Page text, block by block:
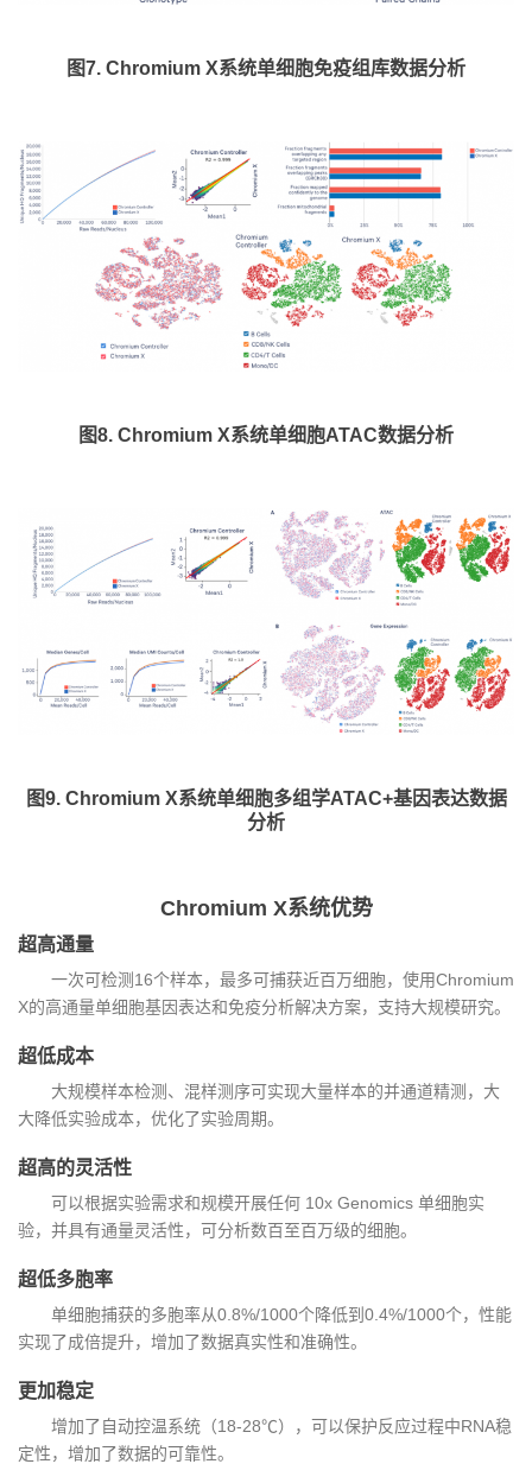
图7. Chromium X系统单细胞免疫组库数据分析
图8. Chromium X系统单细胞ATAC数据分析
图9. Chromium X系统单细胞多组学ATAC+基因表达数据
分析
Chromium X系统优势
超高通量
一次可检测16个样本，最多可捕获近百万细胞，使用Chromium
X的高通量单细胞基因表达和免疫分析解决方案，支持大规模研究。
超低成本
大规模样本检测、混样测序可实现大量样本的并通道精测，大
大降低实验成本，优化了实验周期。
超高的灵活性
可以根据实验需求和规模开展任何 10x Genomics 单细胞实
验，并具有通量灵活性，可分析数百至百万级的细胞。
超低多胞率
单细胞捕获的多胞率从0.8%/1000个降低到0.4%/1000个，性能
实现了成倍提升，增加了数据真实性和准确性。
更加稳定
增加了自动控温系统（18-28℃），可以保护反应过程中RNA稳
定性，增加了数据的可靠性。